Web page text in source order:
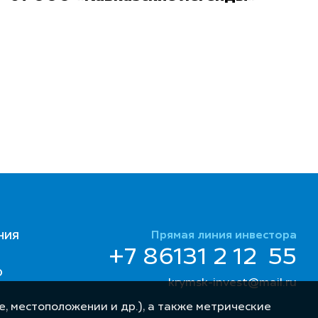
Прямая линия инвестора
+7 86131 2 12 55
krymsk-invest@mail.ru
местоположении и др.), а также метрические